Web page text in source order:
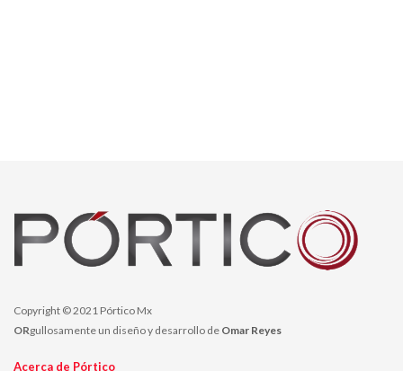
Copyright © 2021 Pórtico Mx
ORgullosamente un diseño y desarrollo de Omar Reyes
Acerca de Pórtico